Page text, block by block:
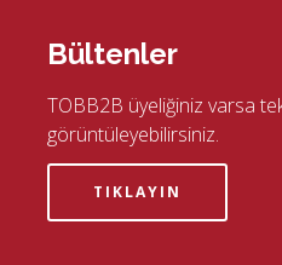
Bültenler
TOBB2B üyeliğiniz varsa
görüntüleyebilirsiniz.
TIKLAYIN